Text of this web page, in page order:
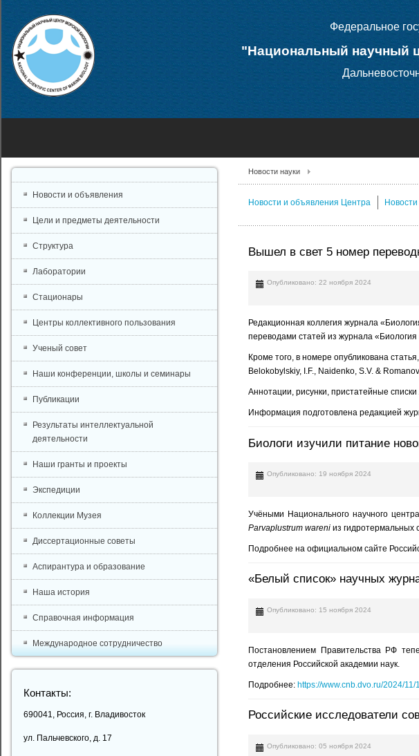
Федеральное
"Национальный научный
Новости науки
Новости и объявления Центра
Вышел в свет 5 номер
Опубликовано: 22 ноября 2024
Редакционная коллегия журнала
переводами статей из журнала
Кроме того, в номере опубликована
Belokobylskiy, I.F., Naidenko, S.V. &
Аннотации, рисунки, пристатейные
Информация подготовлена редакцией
Биологи изучили питание
Опубликовано: 19 ноября 2024
Учёными Национального научного
Parvaplustrum wareniиз гидротермальных
Подробнее на официальном сайте
«Белый список» научных
Опубликовано: 15 ноября 2024
Постановлением Правительства РФ
отделения Российской академии наук.
Подробнее: https://www.cnb.dvo.ru/2024/
Российские исследователи
Опубликовано: 05 ноября 2024
Новости и объявления
Цели и предметы деятельности
Структура
Лаборатории
Стационары
Центры коллективного пользования
Ученый совет
Наши конференции, школы и семинары
Публикации
Результаты интеллектуальной
деятельности
Наши гранты и проекты
Экспедиции
Коллекции Музея
Диссертационные советы
Аспирантура и образование
Наша история
Справочная информация
Международное сотрудничество
Контакты:
690041, Россия, г. Владивосток
ул. Пальчевского, д. 17